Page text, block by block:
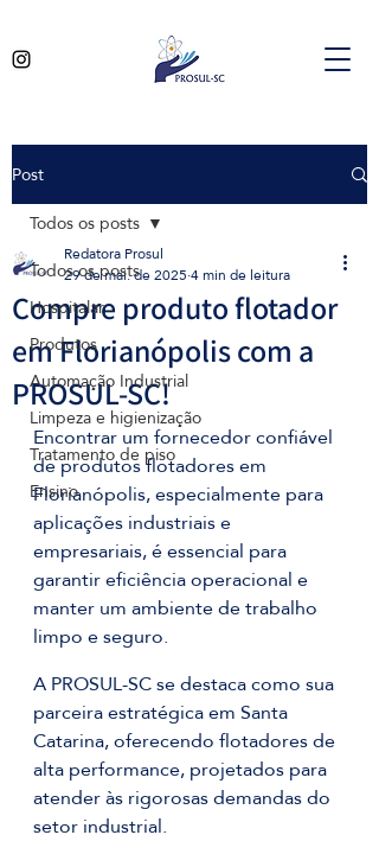
Post
Todos os posts
Hospitalar
Produtos
Automação Industrial
Limpeza e higienização
Tratamento de piso
Ensino
Todos os posts
Compre produto flotador
em Florianópolis com a
PROSUL-SC!
Redatora Prosul
29 de mai. de 20254 min de leitura
Encontrar um fornecedor confiável
de produtos flotadores em
Florianópolis, especialmente para
aplicações industriais e
empresariais, é essencial para
garantir eficiência operacional e
manter um ambiente de trabalho
limpo e seguro.
A PROSUL-SC se destaca como sua
parceira estratégica em Santa
Catarina, oferecendo flotadores de
alta performance, projetados para
atender às rigorosas demandas do
setor industrial.